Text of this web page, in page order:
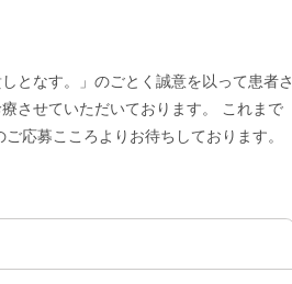
となす。」のごとく誠意を以って患者さ
させていただいております。 これまで
応募こころよりお待ちしております。